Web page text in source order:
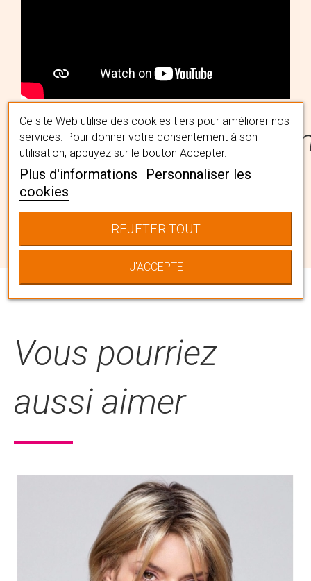
Trouvez la perruque qui vous
convient avec l'aide de nos
spécialistes capillaires en institut. Ils
vous accompagneront pour choisir
LA chevelure qui vous correspond
en la personnalisant à votre image
Vous pourriez
aussi aimer
Ce site Web utilise des cookies tiers pour améliorer nos
services. Pour donner votre consentement à son
utilisation, appuyez sur le bouton Accepter.
Plus d'informations
Personnaliser les
cookies
REJETER TOUT
J'ACCEPTE